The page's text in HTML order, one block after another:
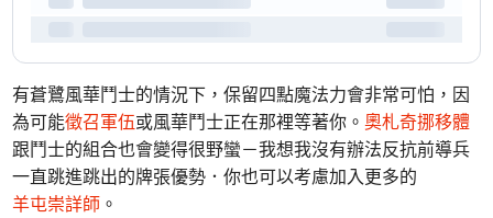
有蒼鷺風華鬥士的情況下，保留四點魔法力會非常可怕，因
為可能徵召軍伍或風華鬥士正在那裡等著你。奧札奇挪移體
跟鬥士的組合也會變得很野蠻－我想我沒有辦法反抗前導兵
一直跳進跳出的牌張優勢．你也可以考慮加入更多的
羊屯崇詳師 。